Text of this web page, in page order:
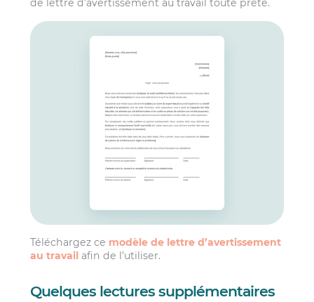
de lettre d’avertissement au travail toute prête.
Téléchargez ce modèle de lettre d’avertissement
au travail afin de l’utiliser.
Quelques lectures supplémentaires